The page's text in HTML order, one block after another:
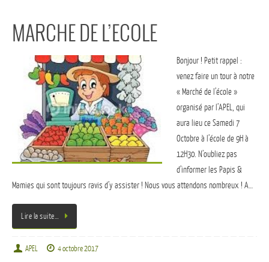
MARCHE DE L’ECOLE
Bonjour ! Petit rappel :
venez faire un tour à notre
« Marché de l’école »
organisé par l’APEL, qui
aura lieu ce Samedi 7
Octobre à l’école de 9H à
12H30. N’oubliez pas
d’informer les Papis &
Mamies qui sont toujours ravis d’y assister ! Nous vous attendons nombreux ! A…
Lire la suite…
APEL 4 octobre 2017